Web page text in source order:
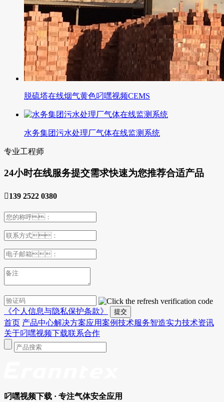
脱硫塔在线烟气黄色叼嘿视频CEMS
水务集团污水处理厂气体在线监测系统
专业工程师
24小时在线服务提交需求快速为您推荐合适产品
139 2522 0380
《个人信息与隐私保护条款》
首页 产品中心解决方案应用案例技术服务智造实力技术资讯
关于叼嘿视频下载联系合作
叼嘿视频下载 · 专注气体安全应用